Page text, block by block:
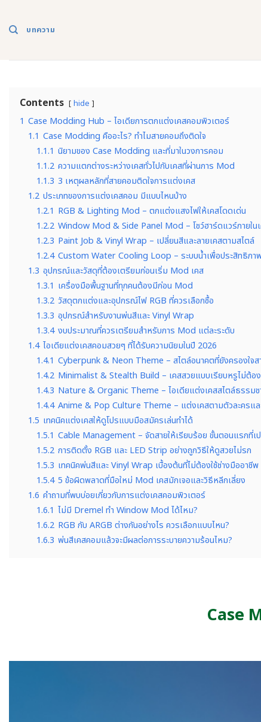
contentบทความ
Contents hide
1 Case Modding Hub – ไอเดียการตกแต่งเคสคอมพิวเตอร์
1.1 Case Modding คืออะไร? ทำไมสายคอมถึงติดใจ
1.1.1 นิยามของ Case Modding และที่มาในวงการคอม
1.1.2 ความแตกต่างระหว่างเคสทั่วไปกับเคสที่ผ่านการ Mod
1.1.3 3 เหตุผลหลักที่สายคอมติดใจการแต่งเคส
1.2 ประเภทของการแต่งเคสคอม มีแบบไหนบ้าง
1.2.1 RGB & Lighting Mod – ตกแต่งแสงไฟให้เคสโดดเด่น
1.2.2 Window Mod & Side Panel Mod – โชว์ฮาร์ดแวร์ภายใน
1.2.3 Paint Job & Vinyl Wrap – เปลี่ยนสีและลายเคสตามสไตล์
1.2.4 Custom Water Cooling Loop – ระบบน้ำเพื่อประสิทธิภา
1.3 อุปกรณ์และวัสดุที่ต้องเตรียมก่อนเริ่ม Mod เคส
1.3.1 เครื่องมือพื้นฐานที่ทุกคนต้องมีก่อน Mod
1.3.2 วัสดุตกแต่งและอุปกรณ์ไฟ RGB ที่ควรเลือกซื้อ
1.3.3 อุปกรณ์สำหรับงานพ่นสีและ Vinyl Wrap
1.3.4 งบประมาณที่ควรเตรียมสำหรับการ Mod แต่ละระดับ
1.4 ไอเดียแต่งเคสคอมสวยๆ ที่ได้รับความนิยมในปี 2026
1.4.1 Cyberpunk & Neon Theme – สไตล์อนาคตที่ยังครองใจส
1.4.2 Minimalist & Stealth Build – เคสสวยแบบเรียบหรูไม่ต้อ
1.4.3 Nature & Organic Theme – ไอเดียแต่งเคสสไตล์ธรรมช
1.4.4 Anime & Pop Culture Theme – แต่งเคสตามตัวละครแ
1.5 เทคนิคแต่งเคสให้ดูโปรแบบมือสมัครเล่นทำได้
1.5.1 Cable Management – จัดสายให้เรียบร้อย ขั้นตอนแรกที่เ
1.5.2 การติดตั้ง RGB และ LED Strip อย่างถูกวิธีให้ดูสวยไม่รก
1.5.3 เทคนิคพ่นสีและ Vinyl Wrap เบื้องต้นที่ไม่ต้องใช้ช่างมืออาชีพ
1.5.4 5 ข้อผิดพลาดที่มือใหม่ Mod เคสมักเจอและวิธีหลีกเลี่ยง
1.6 คำถามที่พบบ่อยเกี่ยวกับการแต่งเคสคอมพิวเตอร์
1.6.1 ไม่มี Dremel ทำ Window Mod ได้ไหม?
1.6.2 RGB กับ ARGB ต่างกันอย่างไร ควรเลือกแบบไหน?
1.6.3 พ่นสีเคสคอมแล้วจะมีผลต่อการระบายความร้อนไหม?
Case